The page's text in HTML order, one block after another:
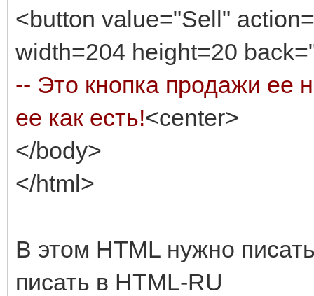
<button value="Sell"
width=204 height=20
-- Это кнопка продажи ее
ее как есть!<center>
</body>
</html>
В этом HTML нужно
писать в HTML-RU